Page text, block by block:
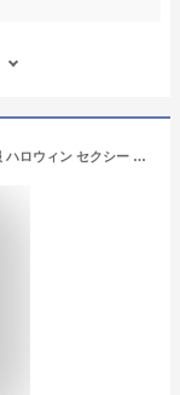
FakeLips コスプレ 着物 レディース 花魁 和服 ハロウィン セクシー コスチューム